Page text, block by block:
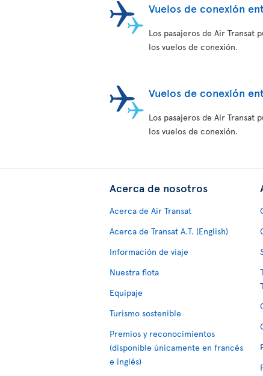
Vuelos de conexión
Los pasajeros de Air Transat
los vuelos de conexión.
Vuelos de conexión
Los pasajeros de Air Transat
los vuelos de conexión.
Acerca de nosotros
Acerca de Air Transat
Acerca de Transat A.T. (English)
Información de viaje
Nuestra flota
Equipaje
Turismo sostenible
Premios y reconocimientos
(disponible únicamente en francés
e inglés)